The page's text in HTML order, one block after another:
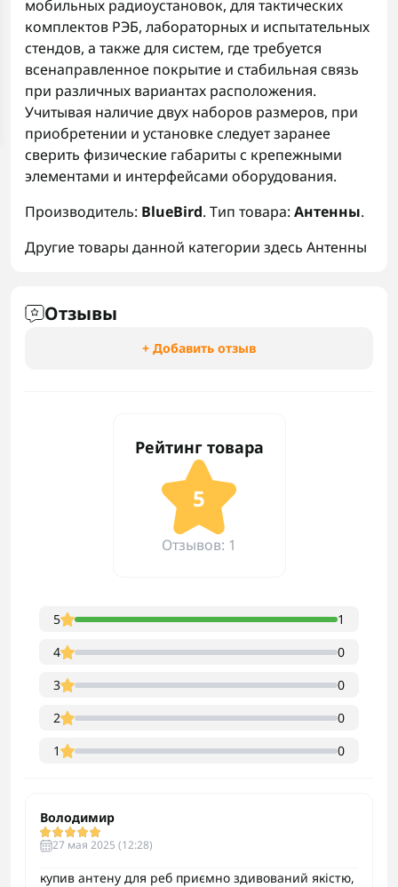
мобильных радиоустановок, для тактических
комплектов РЭБ, лабораторных и испытательных
стендов, а также для систем, где требуется
всенаправленное покрытие и стабильная связь
при различных вариантах расположения.
Учитывая наличие двух наборов размеров, при
приобретении и установке следует заранее
сверить физические габариты с крепежными
элементами и интерфейсами оборудования.
Производитель: BlueBird. Тип товара: Антенны.
Другие товары данной категории здесь Антенны
Отзывы
+ Добавить отзыв
Рейтинг товара
5
Отзывов: 1
5
1
4
0
3
0
2
0
1
0
Володимир
27 мая 2025 (12:28)
купив антену для реб приємно здивований якістю,